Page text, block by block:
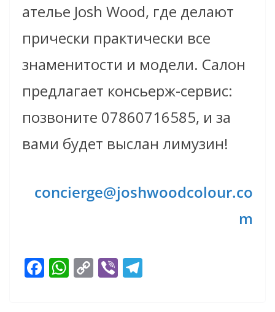
ателье Josh Wood, где делают
прически практически все
знаменитости и модели. Салон
предлагает консьерж-сервис:
позвоните 07860716585, и за
вами будет выслан лимузин!
concierge@joshwoodcolour.co
m
F W C Vi